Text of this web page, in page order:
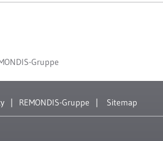
Gruppe
REMONDIS-Gruppe Sitemap